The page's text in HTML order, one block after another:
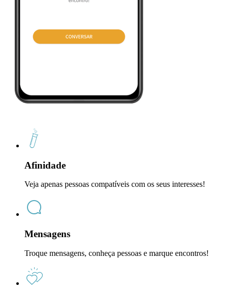
Afinidade
Veja apenas pessoas compatíveis com os seus interesses!
Mensagens
Troque mensagens, conheça pessoas e marque encontros!